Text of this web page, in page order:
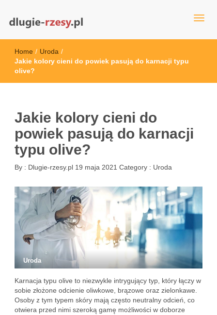
dlugie-rzesy.pl
Home / Uroda /
Jakie kolory cieni do powiek pasują do karnacji typu
olive?
Jakie kolory cieni do
powiek pasują do karnacji
typu olive?
By : Dlugie-rzesy.pl 19 maja 2021 Category : Uroda
Uroda
Karnacja typu olive to niezwykle intrygujący typ, który łączy w
sobie złożone odcienie oliwkowe, brązowe oraz zielonkawe.
Osoby z tym typem skóry mają często neutralny odcień, co
otwiera przed nimi szeroką gamę możliwości w doborze